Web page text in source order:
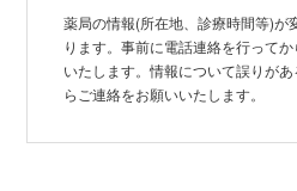
薬局の情報(所在地、診療時間等)が
ります。事前に電話連絡を行って
いたします。情報について誤りが
らご連絡をお願いいたします。